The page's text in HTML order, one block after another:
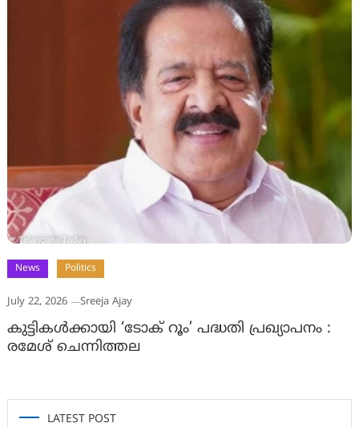
News Politics
July 22, 2026 Sreeja Ajay
കുട്ടികൾക്കായി ‘ടോക് റൂം’ പദ്ധതി പ്രഖ്യാപനം :
രമേശ് ചെന്നിത്തല
LATEST POST